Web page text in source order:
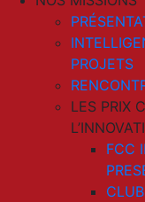
PROJETS
LES PRIX
FCC